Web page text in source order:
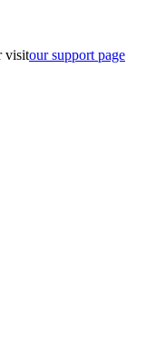
visitour support page